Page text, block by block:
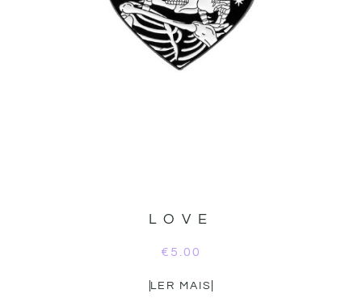
LOVE
€ 5.00
LER MAIS